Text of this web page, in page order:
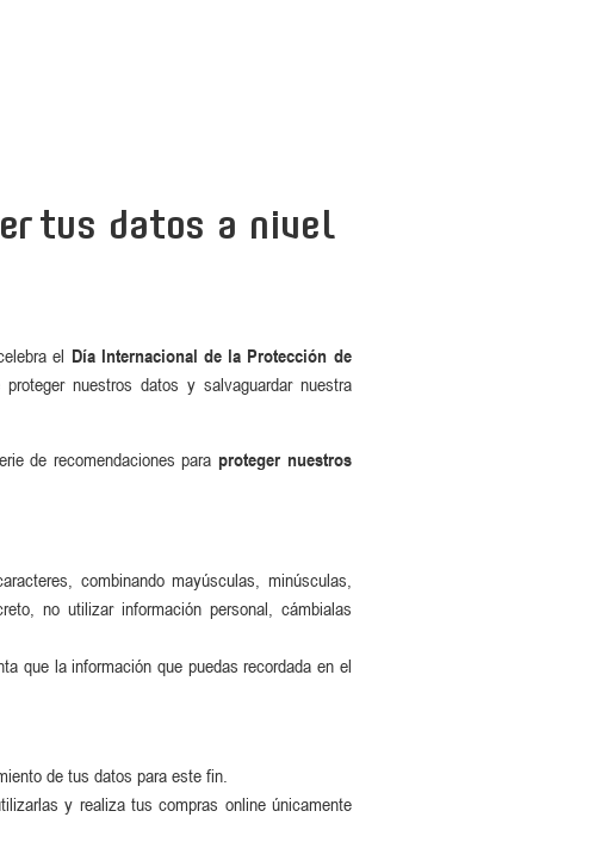
tus datos a nivel
el Día Internacional de la Protección de
nuestros datos y salvaguardar nuestra
de recomendaciones para proteger nuestros
combinando mayúsculas, minúsculas,
no utilizar información personal, cámbialas
que la información que puedas recordada en el
de tus datos para este fin.
y realiza tus compras online únicamente